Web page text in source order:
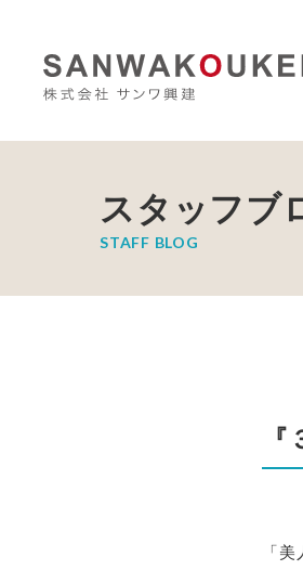
スタッフブ
STAFF BLOG
「